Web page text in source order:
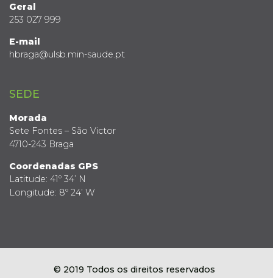
Geral
253 027 999
E-mail
hbraga@ulsb.min-saude.pt
SEDE
Morada
Sete Fontes – São Victor
4710-243 Braga
Coordenadas GPS
Latitude: 41º 34’ N
Longitude: 8º 24’ W
© 2019 Todos os direitos reservados